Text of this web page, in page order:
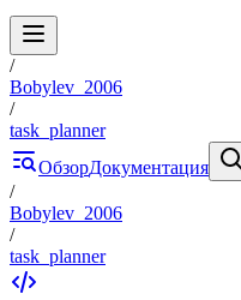
/
Bobylev_2006
/
task_planner
ОбзорДокументация
/
Bobylev_2006
/
task_planner